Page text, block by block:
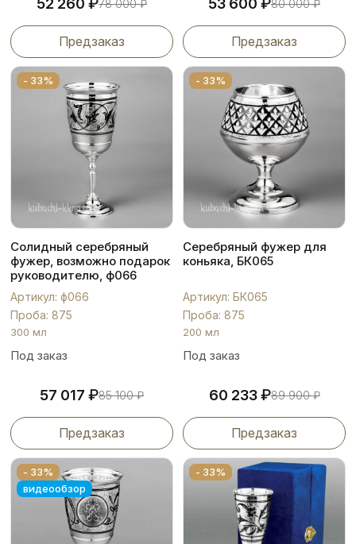
52 260 78 000₽
Предзаказ
53 600 80 000₽
Предзаказ
- 33%
Солидный серебряный
фужер, возможно подарок
руководителю, ф066
Артикул: ф066
Проба: 875
300 мл
Под заказ
57 017 ₽85 100₽
Предзаказ
- 33%
Серебряный фужер для
коньяка, БК065
Артикул: БК065
Проба: 875
200 мл
Под заказ
60 233₽89 900₽
Предзаказ
- 33%
видеообзор
- 33%